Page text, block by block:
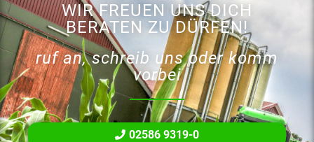
WIR FREUEN UNS DICH
BERATEN ZU DÜRFEN!
ruf an, schreib uns oder komm
vorbei
02586 9319-0